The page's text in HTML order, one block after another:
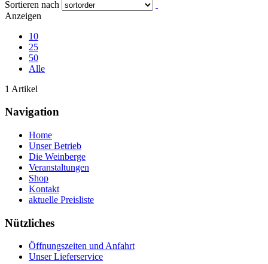
Sortieren nach
Anzeigen
10
25
50
Alle
1 Artikel
Navigation
Home
Unser Betrieb
Die Weinberge
Veranstaltungen
Shop
Kontakt
aktuelle Preisliste
Nützliches
Öffnungszeiten und Anfahrt
Unser Lieferservice